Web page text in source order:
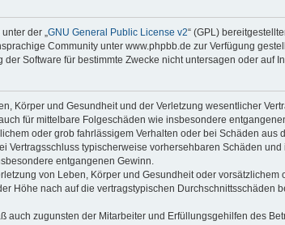
der „ GNU General Public License v2“ (GPL)
Community unter www.phpbb.de zur Verfügung
Software für bestimmte Zwecke nicht untersagen oder auf
Körper und Gesundheit und der Verletzung wesentlicher
für mittelbare Folgeschäden wie insbesondere
oder grob fahrlässigem Verhalten oder bei Schäden
Vertragsschluss typischerweise vorhersehbaren Schäden
entgangenen Gewinn.
von Leben, Körper und Gesundheit oder
Höhe nach auf die vertragstypischen Durchschnittsschäden
auch zugunsten der Mitarbeiter und Erfüllungsgehilfen des